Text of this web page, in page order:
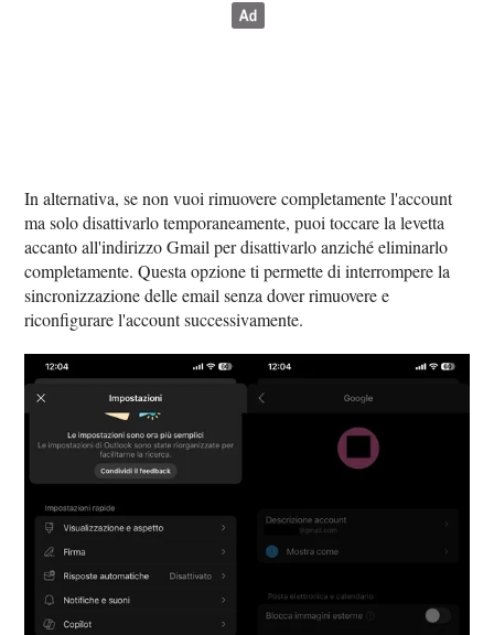
In alternativa, se non vuoi rimuovere completamente l'account
ma solo disattivarlo temporaneamente, puoi toccare la levetta
accanto all'indirizzo Gmail per disattivarlo anziché eliminarlo
completamente. Questa opzione ti permette di interrompere la
sincronizzazione delle email senza dover rimuovere e
riconfigurare l'account successivamente.